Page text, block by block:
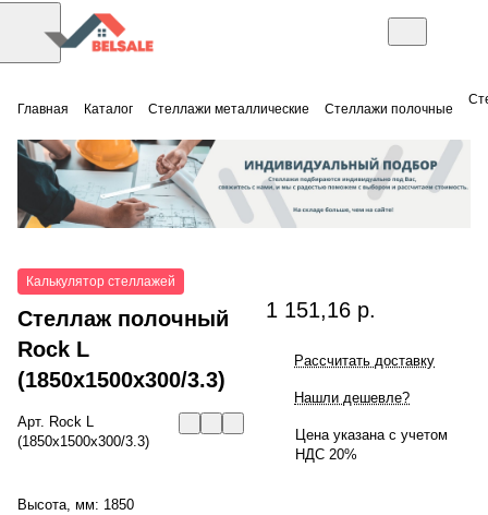
Главная Каталог Стеллажи металлические Стеллажи полочные
Калькулятор стеллажей
Стеллаж полочный
Rock L
(1850x1500x300/3.3)
Арт. Rock L
(1850x1500x300/3.3)
Высота, мм: 1850
1 151,16 р.
Рассчитать доставку
Нашли дешевле?
Цена указана с учетом
НДС 20%